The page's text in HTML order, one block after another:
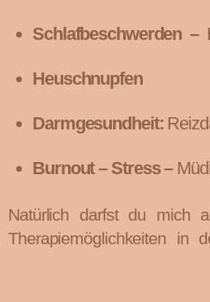
Schlafbeschwerden –
Heuschnupfen
Darmgesundheit:
Burnout – Stress –
Natürlich darfst du mich
Therapiemöglichkeiten in